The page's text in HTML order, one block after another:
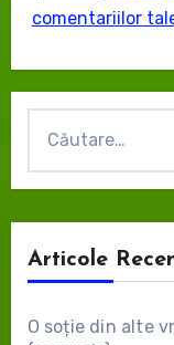
comentariilor
după:
Articole
O soție din alte